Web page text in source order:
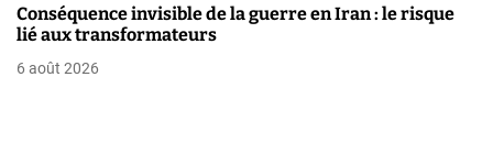
Conséquence invisible de la guerre en Iran : le risque
lié aux transformateurs
6 août 2026